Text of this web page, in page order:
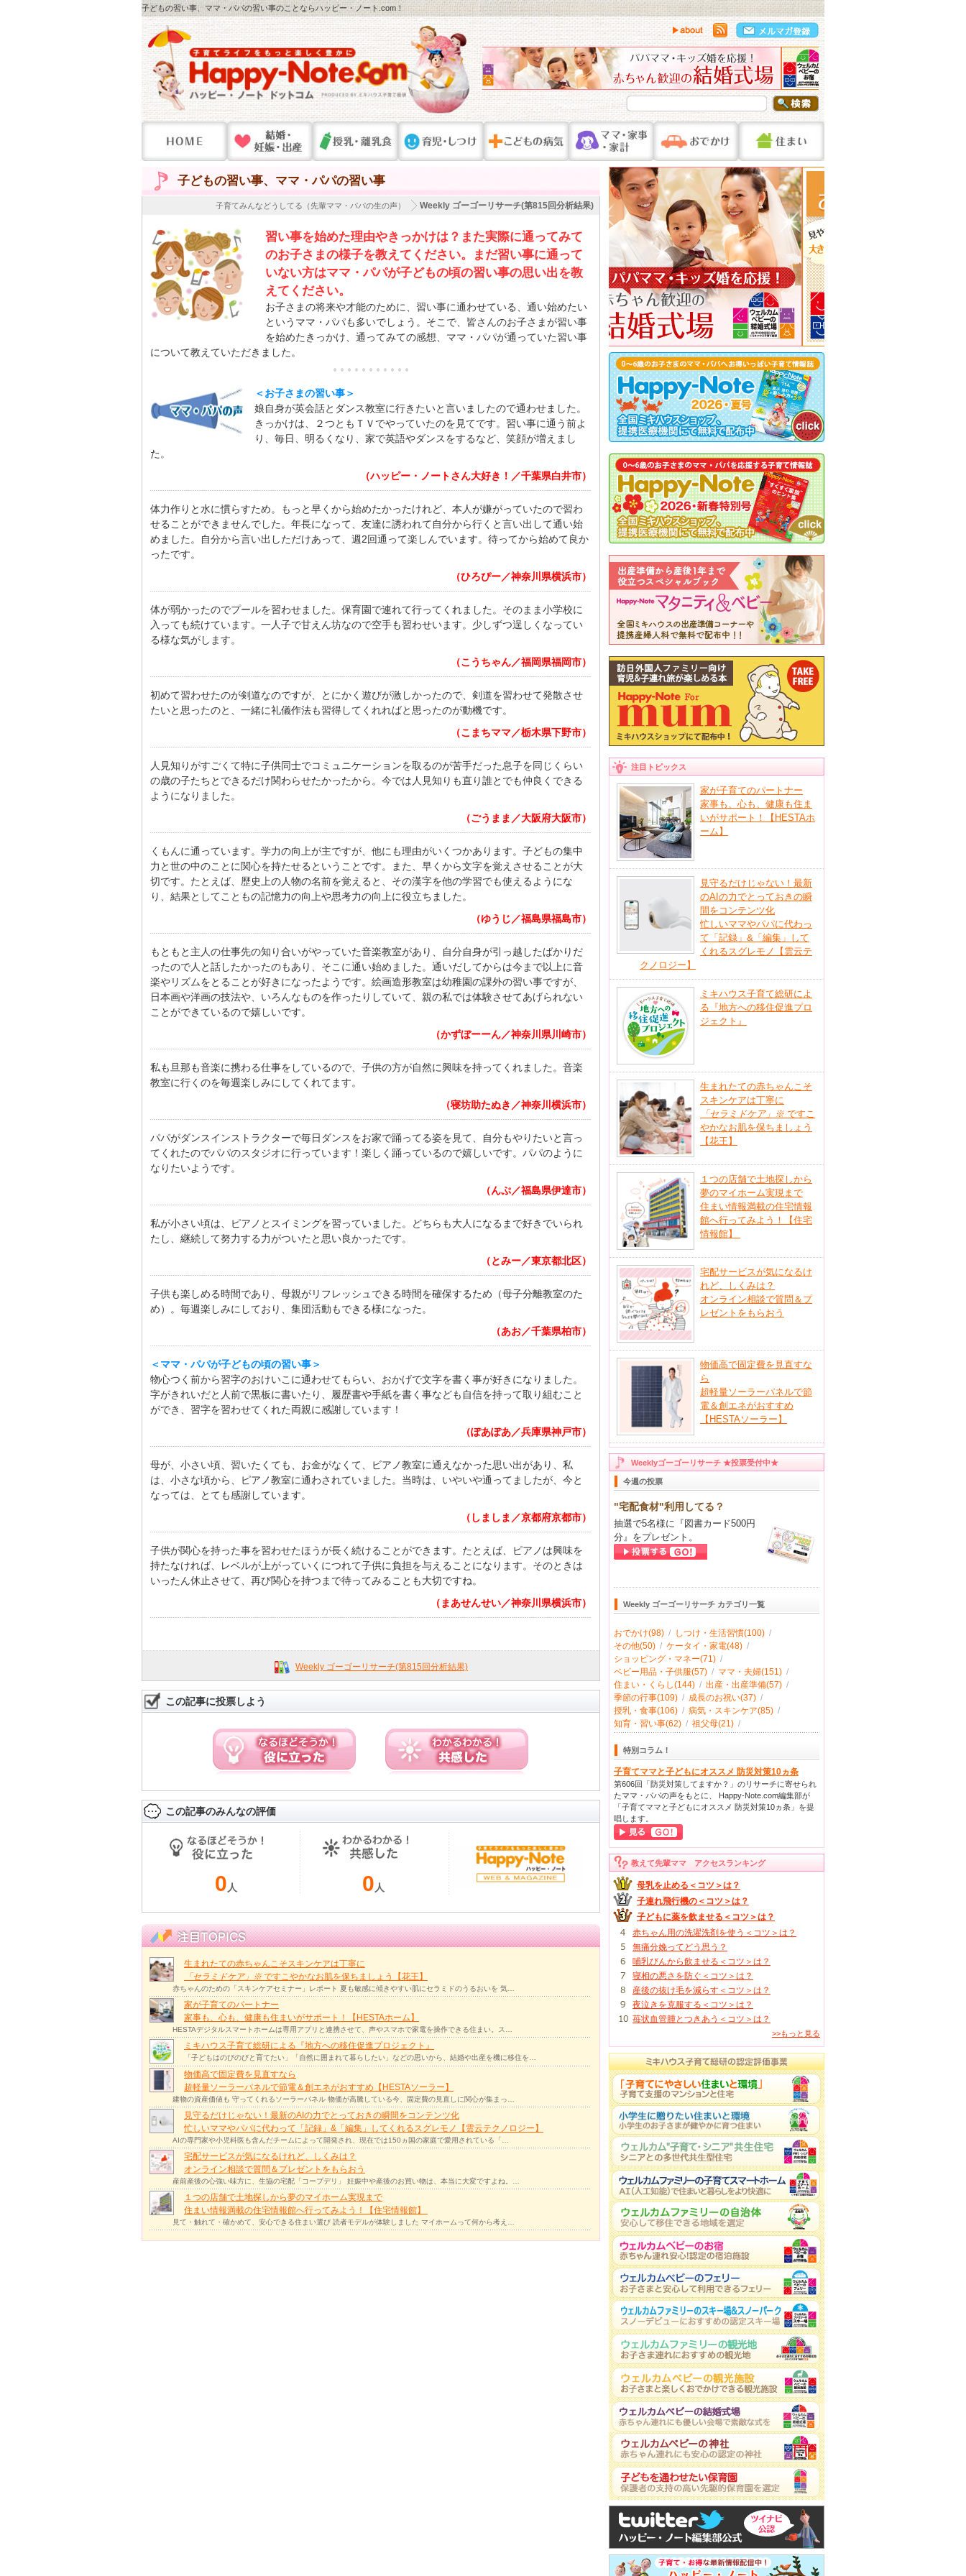
子どもの習い事、ママ・パパの習い事のことならハッピー・ノート.com！
子どもの習い事、ママ・パパの習い事
Weekly ゴーゴーリサーチ(第815回分析結果)
子育てみんなどうしてる（先輩ママ・パパの生の声）
習い事を始めた理由やきっかけは？また実際に通ってみて
のお子さまの様子を教えてください。まだ習い事に通って
いない方はママ・パパが子どもの頃の習い事の思い出を教
えてください。
お子さまの将来や才能のために、習い事に通わせている、通い始めたい
というママ・パパも多いでしょう。そこで、皆さんのお子さまが習い事
を始めたきっかけ、通ってみての感想、ママ・パパが通っていた習い事
について教えていただきました。
＜お子さまの習い事＞
娘自身が英会話とダンス教室に行きたいと言いましたので通わせました。
きっかけは、２つともＴＶでやっていたのを見てです。習い事に通う前よ
り、毎日、明るくなり、家で英語やダンスをするなど、笑顔が増えまし
た。
（ハッピー・ノートさん大好き！／千葉県白井市）
体力作りと水に慣らすため。もっと早くから始めたかったけれど、本人が嫌がっていたので習わ
せることができませんでした。年長になって、友達に誘われて自分から行くと言い出して通い始
めました。自分から言い出しただけあって、週2回通って楽しんでいます。待ってから始めて良か
ったです。
（ひろぴー／神奈川県横浜市）
体が弱かったのでプールを習わせました。保育園で連れて行ってくれました。そのまま小学校に
入っても続けています。一人子で甘えん坊なので空手も習わせいます。少しずつ逞しくなってい
る様な気がします。
（こうちゃん／福岡県福岡市）
初めて習わせたのが剣道なのですが、とにかく遊びが激しかったので、剣道を習わせて発散させ
たいと思ったのと、一緒に礼儀作法も習得してくれればと思ったのが動機です。
（こまちママ／栃木県下野市）
人見知りがすごくて特に子供同士でコミュニケーションを取るのが苦手だった息子を同じくらい
の歳の子たちとできるだけ関わらせたかったから。今では人見知りも直り誰とでも仲良くできる
ようになりました。
（ごうまま／大阪府大阪市）
くもんに通っています。学力の向上が主ですが、他にも理由がいくつかあります。子どもの集中
力と世の中のことに関心を持たせるということです。また、早くから文字を覚えさせることが大
切です。たとえば、歴史上の人物の名前を覚えると、その漢字を他の学習でも使えるようにな
り、結果としてこともの記憶力の向上や思考力の向上に役立ちました。
（ゆうじ／福島県福島市）
もともと主人の仕事先の知り合いがやっていた音楽教室があり、自分自身が引っ越したばかりだ
ったので人と話したかったのもあり、そこに通い始めました。通いだしてからは今まで以上に音
楽やリズムをとることが好きになったようです。絵画造形教室は幼稚園の課外の習い事ですが、
日本画や洋画の技法や、いろんなものを作ったりしていて、親の私では体験させてあげられない
ことができているので嬉しいです。
（かずぼーーん／神奈川県川崎市）
私も旦那も音楽に携わる仕事をしているので、子供の方が自然に興味を持ってくれました。音楽
教室に行くのを毎週楽しみにしてくれてます。
（寝坊助たぬき／神奈川横浜市）
パパがダンスインストラクターで毎日ダンスをお家で踊ってる姿を見て、自分もやりたいと言っ
てくれたのでパパのスタジオに行っています！楽しく踊っているので嬉しいです。パパのように
なりたいようです。
（んぷ／福島県伊達市）
私が小さい頃は、ピアノとスイミングを習っていました。どちらも大人になるまで好きでいられ
たし、継続して努力する力がついたと思い良かったです。
（とみー／東京都北区）
子供も楽しめる時間であり、母親がリフレッシュできる時間を確保するため（母子分離教室のた
め）。毎週楽しみにしており、集団活動もできる様になった。
（あお／千葉県柏市）
＜ママ・パパが子どもの頃の習い事＞
物心つく前から習字のおけいこに通わせてもらい、おかげで文字を書く事が好きになりました。
字がきれいだと人前で黒板に書いたり、履歴書や手紙を書く事なども自信を持って取り組むこと
ができ、習字を習わせてくれた両親に感謝しています！
（ぽあぽあ／兵庫県神戸市）
母が、小さい頃、習いたくても、お金がなくて、ビアノ教室に通えなかった思い出があり、私
は、小さな頃から、ピアノ教室に通わされていました。当時は、いやいや通ってましたが、今と
なっては、とても感謝しています。
（しましま／京都府京都市）
子供が関心を持った事を習わせたほうが長く続けることができます。たとえば、ピアノは興味を
持たなければ、レベルが上がっていくにつれて子供に負担を与えることになります。そのときは
いったん休止させて、再び関心を持つまで待ってみることも大切ですね。
（まあせんせい／神奈川県横浜市）
Weekly ゴーゴーリサーチ(第815回分析結果)
この記事に投票しよう
この記事のみんなの評価
0 人 0 人
生まれたての赤ちゃんこそスキンケアは丁寧に
「セラミドケア」 ※ですこやかなお肌を保ちましょう【花王】
赤ちゃんのための「スキンケアセミナー」レポート 夏も敏感に傾きやすい肌にセラミドのうるおいを 気…
家が子育てのパートナー
家事も、心も、健康も住まいがサポート！【HESTAホーム】
HESTAデジタルスマートホームは専用アプリと連携させて、声やスマホで家電を操作できる住まい。ス…
ミキハウス子育て総研による『地方への移住促進プロジェクト』
「子どもはのびのびと育てたい」「自然に囲まれて暮らしたい」などの思いから、結婚や出産を機に移住を…
物価高で固定費を見直すなら
超軽量ソーラーパネルで節電＆創エネがおすすめ【HESTAソーラー】
建物の資産価値も 守ってくれるソーラーパネル 物価が高騰している今、固定費の見直しに関心が集まっ…
見守るだけじゃない！最新のAIの力でとっておきの瞬間をコンテンツ化
忙しいママやパパに代わって「記録」&「編集」してくれるスグレモノ【雲云テクノロジー】
AIの専門家や小児科医も含んだチームによって開発され、現在では150ヵ国の家庭で愛用されている「…
宅配サービスが気になるけれど、しくみは？
オンライン相談で質問＆プレゼントをもらおう
産前産後の心強い味方に、生協の宅配「コープデリ」 妊娠中や産後のお買い物は、本当に大変ですよね。…
１つの店舗で土地探しから夢のマイホーム実現まで
住まい情報満載の住宅情報館へ行ってみよう！【住宅情報館】
見て・触れて・確かめて、安心できる住まい選び 読者モデルが体験しました マイホームって何から考え…
注目トピックス
家が子育てのパートナー
家事も、心も、健康も住ま
いがサポート！【HESTAホ
ーム】
見守るだけじゃない！最新
のAIの力でとっておきの瞬
間をコンテンツ化
忙しいママやパパに代わっ
て「記録」&「編集」して
くれるスグレモノ【雲云テ
クノロジー】
ミキハウス子育て総研によ
る『地方への移住促進プロ
ジェクト』
生まれたての赤ちゃんこそ
スキンケアは丁寧に
「セラミドケア」 ※ ですこ
やかなお肌を保ちましょう
【花王】
１つの店舗で土地探しから
夢のマイホーム実現まで
住まい情報満載の住宅情報
館へ行ってみよう！【住宅
情報館】
宅配サービスが気になるけ
れど、しくみは？
オンライン相談で質問＆プ
レゼントをもらおう
物価高で固定費を見直すな
ら
超軽量ソーラーパネルで節
電＆創エネがおすすめ
【HESTAソーラー】
Weeklyゴーゴーリサーチ ★投票受付中★
今週の投票
"宅配食材"利用してる？
抽選で5名様に『図書カード500円
分』をプレゼント。
Weekly ゴーゴーリサーチ カテゴリ一覧
おでかけ(98)/ しつけ・生活習慣(100)/
その他(50)/ ケータイ・家電(48)/
ショッピング・マネー(71)/
ベビー用品・子供服(57)/ ママ・夫婦(151)/
住まい・くらし(144)/ 出産・出産準備(57)/
季節の行事(109)/ 成長のお祝い(37)/
授乳・食事(106)/ 病気・スキンケア(85)/
知育・習い事(62)/ 祖父母(21)/
特別コラム！
子育てママと子どもにオススメ 防災対策10ヵ条
第606回「防災対策してますか？」のリサーチに寄せられ
たママ・パパの声をもとに、 Happy-Note.com編集部が
「子育てママと子どもにオススメ 防災対策10ヵ条」を提
唱します。
教えて先輩ママ アクセスランキング
母乳を止める＜コツ＞は？
子連れ飛行機の＜コツ＞は？
子どもに薬を飲ませる＜コツ＞は？
赤ちゃん用の洗濯洗剤を使う＜コツ＞は？
無痛分娩ってどう思う？
哺乳びんから飲ませる＜コツ＞は？
寝相の悪さを防ぐ＜コツ＞は？
産後の抜け毛を減らす＜コツ＞は？
夜泣きを克服する＜コツ＞は？
苺状血管腫とつきあう＜コツ＞は？
>>もっと見る